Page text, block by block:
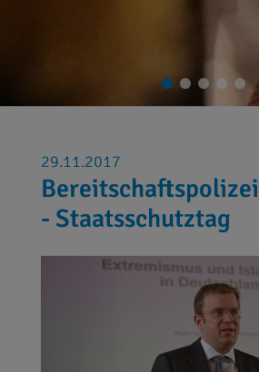
29.11.2017
- Staatsschutztag